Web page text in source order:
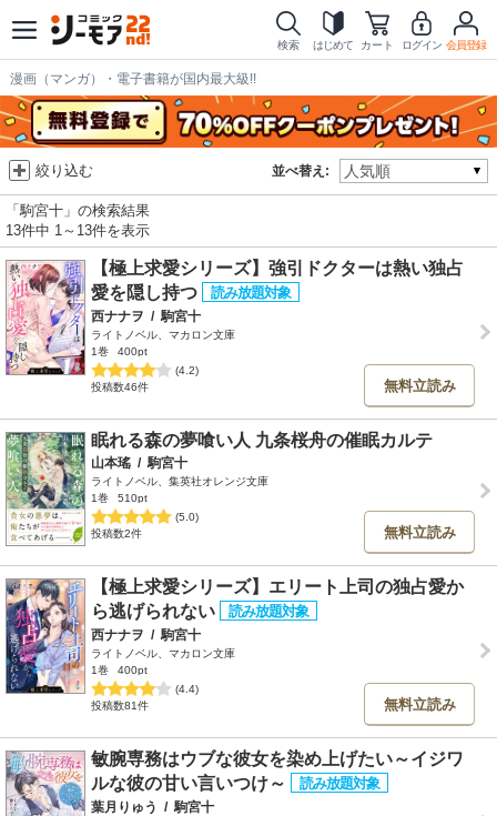
検索 はじめて カート ログイン 会員登録
漫画（マンガ）・電子書籍が国内最大級!!
並べ替え:
絞り込む
「駒宮十」の検索結果
13件中 1～13件を表示
【極上求愛シリーズ】強引ドクターは熱い独占
愛を隠し持つ
西ナナヲ / 駒宮十
ライトノベル、マカロン文庫
1巻
400pt
(4.2)
投稿数46件
無料立読み
眠れる森の夢喰い人 九条桜舟の催眠カルテ
山本瑤 / 駒宮十
ライトノベル、集英社オレンジ文庫
1巻
510pt
(5.0)
投稿数2件
無料立読み
【極上求愛シリーズ】エリート上司の独占愛か
ら逃げられない
西ナナヲ / 駒宮十
ライトノベル、マカロン文庫
1巻
400pt
(4.4)
投稿数81件
無料立読み
敏腕専務はウブな彼女を染め上げたい～イジワ
ルな彼の甘い言いつけ～
葉月りゅう / 駒宮十